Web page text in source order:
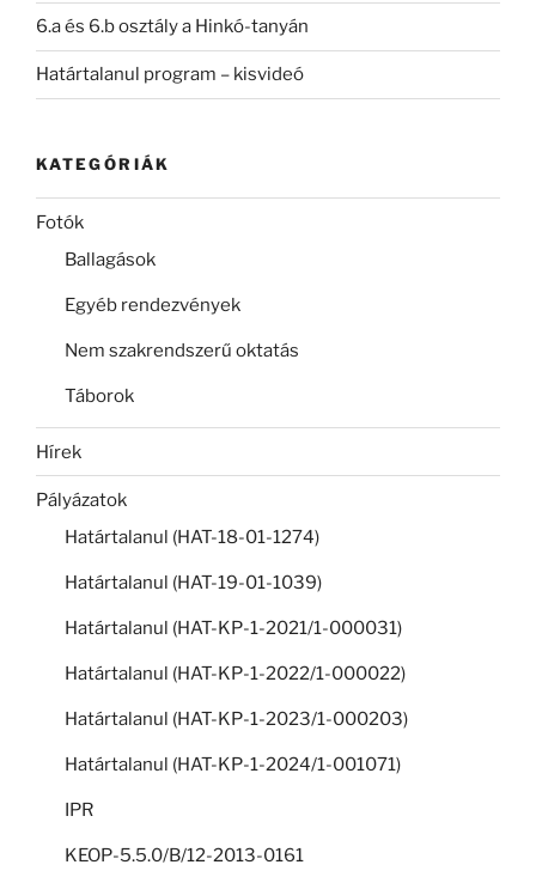
6.a és 6.b osztály a Hinkó-tanyán
Határtalanul program – kisvideó
KATEGÓRIÁK
Fotók
Ballagások
Egyéb rendezvények
Nem szakrendszerű oktatás
Táborok
Hírek
Pályázatok
Határtalanul (HAT-18-01-1274)
Határtalanul (HAT-19-01-1039)
Határtalanul (HAT-KP-1-2021/1-000031)
Határtalanul (HAT-KP-1-2022/1-000022)
Határtalanul (HAT-KP-1-2023/1-000203)
Határtalanul (HAT-KP-1-2024/1-001071)
IPR
KEOP-5.5.0/B/12-2013-0161